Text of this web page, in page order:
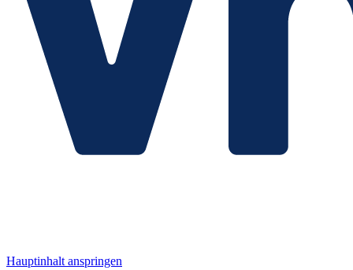
Hauptinhalt anspringen